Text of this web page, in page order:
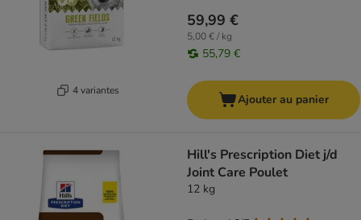
4 variantes
59,99 €
5,00 € / kg
55,79 €
Ajouter au panier
Hill's Prescription Diet j/d
Joint Care Poulet
12 kg